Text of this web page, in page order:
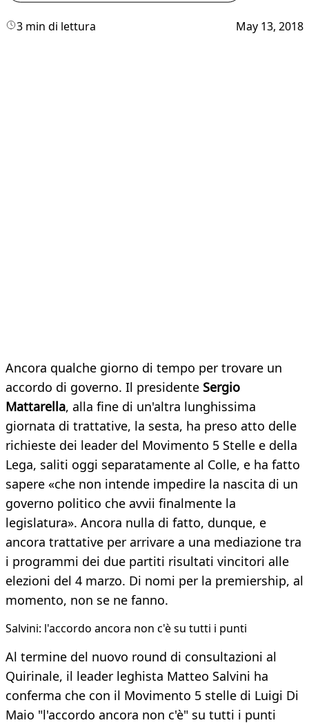
3 min di lettura May 13, 2018
Ancora qualche giorno di tempo per trovare un
accordo di governo. Il presidente Sergio
Mattarella, alla fine di un'altra lunghissima
giornata di trattative, la sesta, ha preso atto delle
richieste dei leader del Movimento 5 Stelle e della
Lega, saliti oggi separatamente al Colle, e ha fatto
sapere «che non intende impedire la nascita di un
governo politico che avvii finalmente la
legislatura». Ancora nulla di fatto, dunque, e
ancora trattative per arrivare a una mediazione tra
i programmi dei due partiti risultati vincitori alle
elezioni del 4 marzo. Di nomi per la premiership, al
momento, non se ne fanno.
Salvini: l'accordo ancora non c'è su tutti i punti
Al termine del nuovo round di consultazioni al
Quirinale, il leader leghista Matteo Salvini ha
conferma che con il Movimento 5 stelle di Luigi Di
Maio "l'accordo ancora non c'è" su tutti i punti